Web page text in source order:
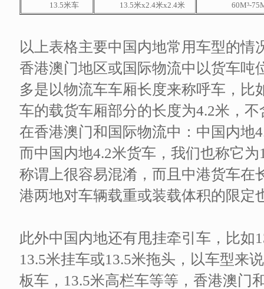
13.5米车
13.5米x2.4米x2.4米 60M³-
以上表格主要中国内地常用车型的
香港澳门地区或国际物流中以货车吨
多是以物流车车厢长度来称呼车，比
车的载货车厢部分的长度为4.2米，
在香港澳门和国际物流中：中国内地
而中国内地4.2米货车，我们也称它
称谓上很容易混淆，而且中港货车在
港两地对车辆载重或装载体积的限定
此外中国内地还有甩挂牵引车，比如
13.5米挂车或13.5米拖头，以车型来
板车，13.5米高栏车等等，香港澳门